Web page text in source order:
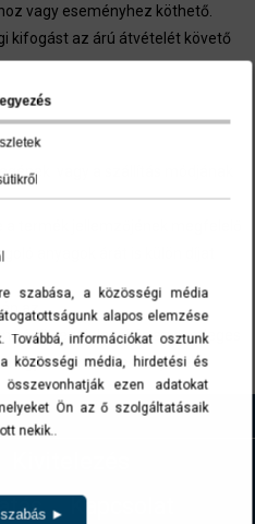
vagy eseményhez köthető.
kifogást az árú átvételét követő
vagy a szállítás módjának
anyagok árát is külön díjat
az
kérjük ezt jelezni és az esetleges
egyeztetni szíveskedjenek.
Kapcsolat
szabása, a közösségi média
alapos elemzése
Továbbá, információkat osztunk
közösségi média, hirdetési és
ezen adatokat
Ön az ő szolgáltatásaik
nekik..
►